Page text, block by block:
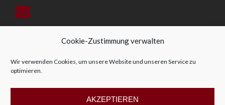
Cookie-Zustimmung verwalten
Wir verwenden Cookies, um unsere Website und unseren Service zu
optimieren.
AKZEPTIEREN
office@allegro-vivo.at